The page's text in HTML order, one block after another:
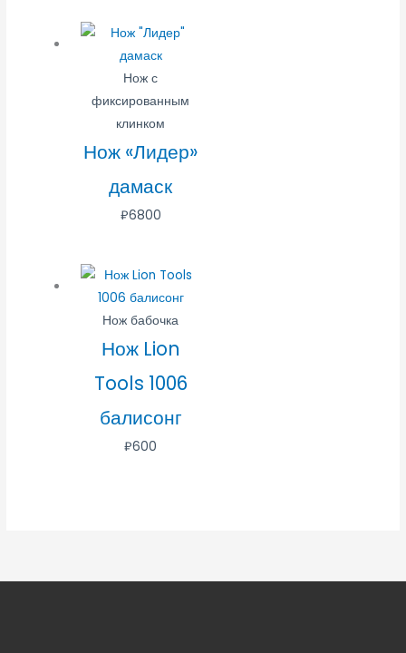
Нож с
фиксированным
клинком
Нож «Лидер»
дамаск
₽6800
Нож бабочка
Нож Lion
Tools 1006
балисонг
₽600